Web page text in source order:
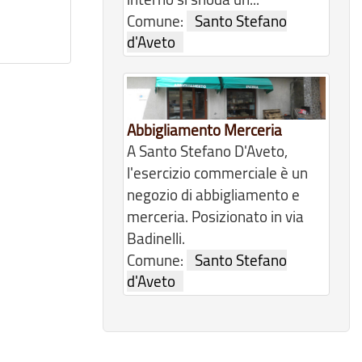
Comune:
Santo Stefano
d'Aveto
Abbigliamento Merceria
A Santo Stefano D'Aveto,
l'esercizio commerciale è un
negozio di abbigliamento e
merceria. Posizionato in via
Badinelli.
Comune:
Santo Stefano
d'Aveto